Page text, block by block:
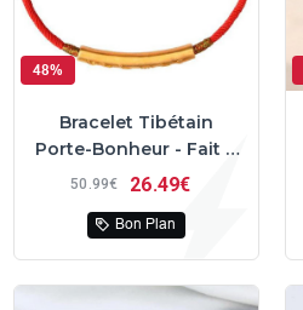
48%
Bracelet Tibétain
Porte-Bonheur - Fait à
la main
50 99€ 26 49€
Bon Plan